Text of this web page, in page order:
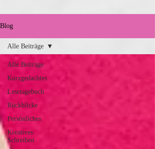
Blog
Alle Beiträge
Kurzgedachtes
Lesetagebuch
Rückblicke
Persönliches
Kreatives
Schreiben
Alle Beiträge